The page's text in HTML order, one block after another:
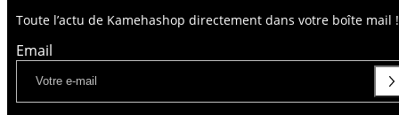
Toute l’actu de Kamehashop directement dans votre boîte mail !
Email